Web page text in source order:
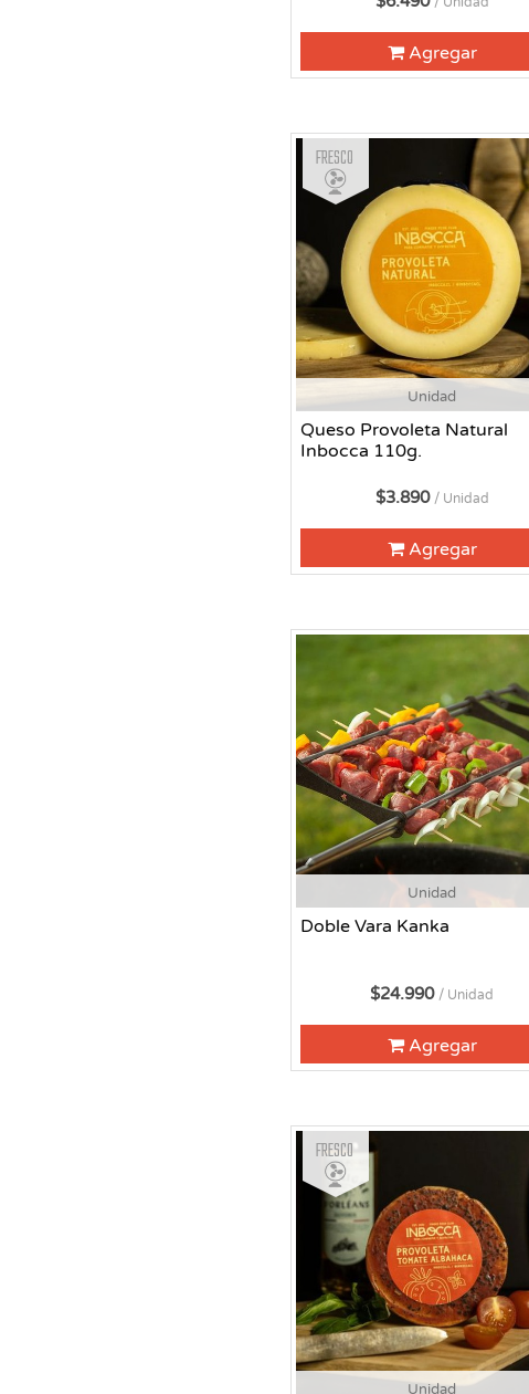
Agregar
Unidad
Queso Provoleta Natural
Inbocca 110g.
Fresco
$3.890 / Unidad
Agregar
Unidad
Doble Vara Kanka
$24.990 / Unidad
Agregar
Unidad
Fresco